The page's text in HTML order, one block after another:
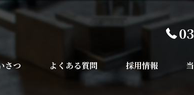
さつ よくある質問 採用情報